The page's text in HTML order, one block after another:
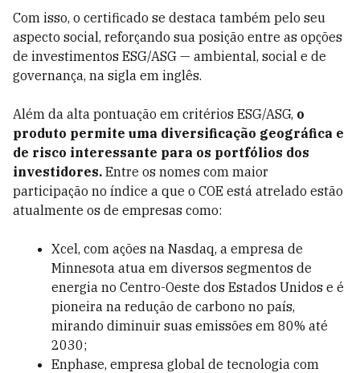
Com isso, o certificado se destaca também pelo seu
aspecto social, reforçando sua posição entre as opções
de investimentos ESG/ASG — ambiental, social e de
governança, na sigla em inglês.
Além da alta pontuação em critérios ESG/ASG, o
produto permite uma diversificação geográfica e
de risco interessante para os portfólios dos
investidores. Entre os nomes com maior
participação no índice a que o COE está atrelado estão
atualmente os de empresas como:
Xcel, com ações na Nasdaq, a empresa de
Minnesota atua em diversos segmentos de
energia no Centro-Oeste dos Estados Unidos e é
pioneira na redução de carbono no país,
mirando diminuir suas emissões em 80% até
2030;
Enphase, empresa global de tecnologia com